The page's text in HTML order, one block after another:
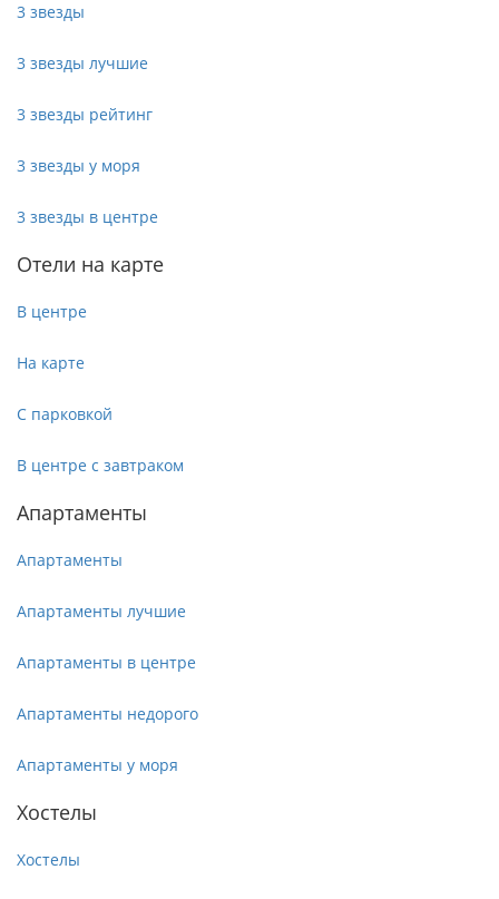
3 звезды
3 звезды лучшие
3 звезды рейтинг
3 звезды у моря
3 звезды в центре
Отели на карте
В центре
На карте
С парковкой
В центре с завтраком
Апартаменты
Апартаменты
Апартаменты лучшие
Апартаменты в центре
Апартаменты недорого
Апартаменты у моря
Хостелы
Хостелы